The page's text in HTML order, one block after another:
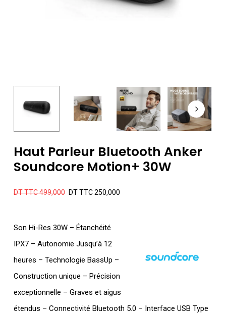
Haut Parleur Bluetooth Anker
Soundcore Motion+ 30W
DT TTC499,000 Le
initial
était :
DT
TTC 499,000.
DT TTC250,000Le
TTC 250,000.
Son Hi-Res 30W – Étanchéité
IPX7 – Autonomie Jusqu’à 12
heures – Technologie BassUp –
Construction unique – Précision
exceptionnelle – Graves et aigus
étendus – Connectivité Bluetooth 5.0 – Interface USB Type